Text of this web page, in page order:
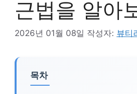
근법을 알아
2026년 01월 08일 작성자: 뷰티
목차